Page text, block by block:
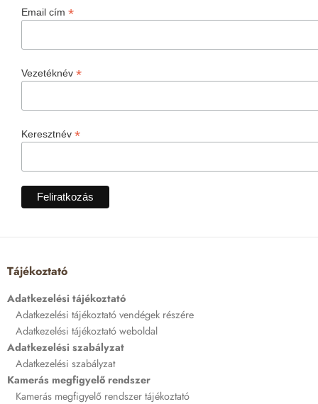
Email cím *
Vezetéknév *
Keresztnév *
Tájékoztató
Adatkezelési tájékoztató
Adatkezelési tájékoztató vendégek részére
Adatkezelési tájékoztató weboldal
Adatkezelési szabályzat
Adatkezelési szabályzat
Kamerás megfigyelő rendszer
Kamerás megfigyelő rendszer tájékoztató